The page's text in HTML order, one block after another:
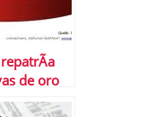
de oro